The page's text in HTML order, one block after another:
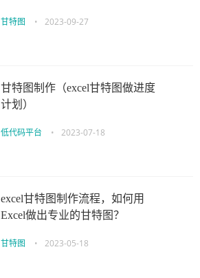
甘特图 • 2023-09-27
甘特图制作（excel甘特图做进度
计划）
低代码平台 • 2023-07-18
excel甘特图制作流程，如何用
Excel做出专业的甘特图？
甘特图 • 2023-05-18